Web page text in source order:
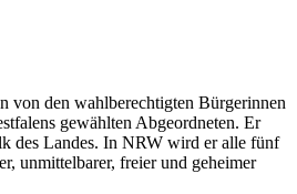
von den wahlberechtigten Bürgerinnen
gewählten Abgeordneten. Er
des Landes. In NRW wird er alle fünf
unmittelbarer, freier und geheimer